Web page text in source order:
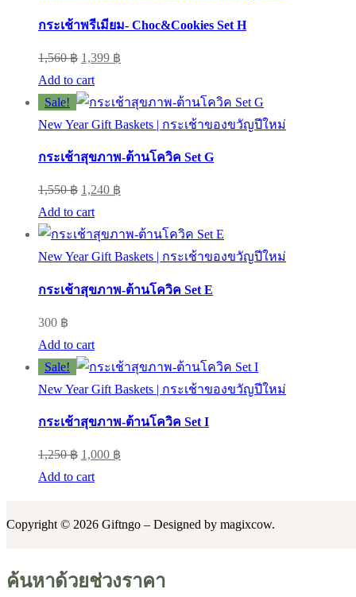
กระเช้าพรีเมียม- Choc&Cookies Set H
1,560฿ Original
price
was:
1,560 ฿.
1,399 ฿
is:
1,399 ฿.
Add to cart
Sale!
New Year Gift Baskets | กระเช้าของขวัญปีใหม่
กระเช้าสุขภาพ-ต้านโควิค Set G
1,550฿ Original
price
was:
1,550 ฿.
1,240 ฿
is:
1,240 ฿.
Add to cart
New Year Gift Baskets | กระเช้าของขวัญปีใหม่
กระเช้าสุขภาพ-ต้านโควิค Set E
300 ฿
Add to cart
Sale!
New Year Gift Baskets | กระเช้าของขวัญปีใหม่
กระเช้าสุขภาพ-ต้านโควิค Set I
1,250฿ Original
price
1,250 ฿.
1,000 ฿
1,000 ฿.
Add to cart
Copyright © 2026 Giftngo – Designed by magixcow.
ค้นหาด้วยช่วงราคา